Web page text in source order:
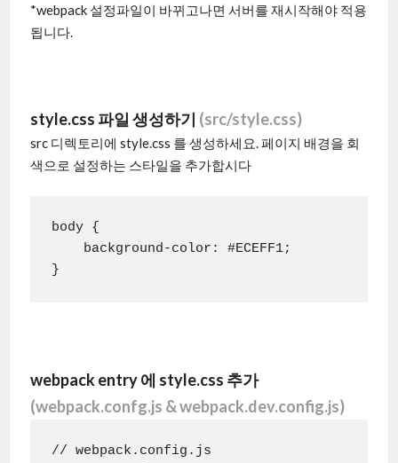
*webpack 설정파일이 바뀌고나면 서버를 재시작해야 적용
됩니다.
style.css 파일 생성하기 (src/style.css)
src 디렉토리에 style.css 를 생성하세요. 페이지 배경을 회
색으로 설정하는 스타일을 추가합시다
body {
    background-color: #ECEFF1;
}
webpack entry 에 style.css 추가
(webpack.confg.js & webpack.dev.config.js)
// webpack.config.js